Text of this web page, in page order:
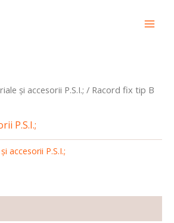
și accesorii P.S.I.; / Racord fix tip B
P.S.I.;
accesorii P.S.I.;